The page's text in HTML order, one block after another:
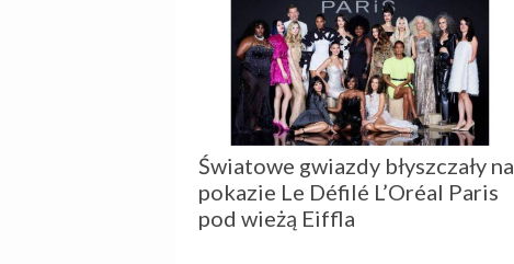
Światowe gwiazdy błyszczały na
pokazie Le Défilé L’Oréal Paris
pod wieżą Eiffla